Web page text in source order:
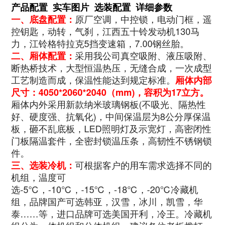
产品配置 实车图片 选装配置 详细参数
一、底盘配置： 原厂空调，中控锁，电动门框，遥
控钥匙，动转，气刹，江西五十铃发动机130马
力，江铃格特拉克5挡变速箱，7.00钢丝胎。
二、厢体配置：采用我公司真空吸附、液压吸附、
断热桥技术，大型恒温热压，无缝合成，一次成型
工艺制造而成，保温性能达到规定标准。厢体内部
尺寸：4050*2060*2040 （mm)，容积为17立方。
厢体内外采用新款纳米玻璃钢板(不吸光、隔热性
好、硬度强、抗氧化)，中间保温层为8公分厚保温
板，砸不乱底板，LED照明灯及示宽灯，高密闭性
门板隔温套件，全密封锁温压条，高韧性不锈钢锁
件。
三、选装冷机：可根据客户的用车需求选择不同的
机组，温度可
选-5℃，-10℃，-15℃，-18℃，-20℃冷藏机
组，品牌国产可选韩亚，汉雪，冰川，凯雪，华
泰……等，进口品牌可选美国开利，冷王。冷藏机